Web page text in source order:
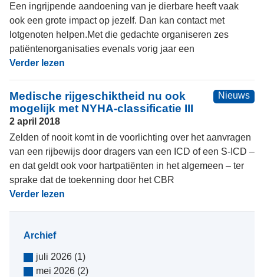
Archief
juli 2026(1)
mei 2026(2)
Een ingrijpende aandoening van je dierbare heeft vaak
ook een grote impact op jezelf. Dan kan contact met
lotgenoten helpen.Met die gedachte organiseren zes
patiëntenorganisaties evenals vorig jaar een
Verder lezen
Nieuws
Medische rijgeschiktheid nu ook
mogelijk met NYHA-classificatie III
2 april 2018
Zelden of nooit komt in de voorlichting over het aanvragen
van een rijbewijs door dragers van een ICD of een S-ICD –
en dat geldt ook voor hartpatiënten in het algemeen – ter
sprake dat de toekenning door het CBR
Verder lezen